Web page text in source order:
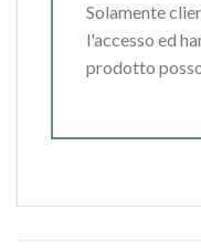
Solamente
l'accesso ed
prodotto